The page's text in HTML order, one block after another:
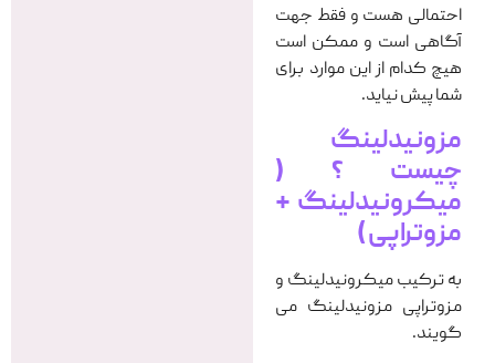
احتمالی هست و فقط جهت
آگاهی است و ممکن است
هیچ کدام از این موارد برای
شما پیش نیاید.
مزونیدلینگ
چیست ؟ (
میکرونیدلینگ +
مزوتراپی )
به ترکیب میکرونیدلینگ و
مزوتراپی مزونیدلینگ می
گویند.